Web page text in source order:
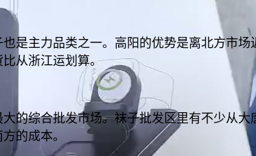
是主力品类之一。高阳的优势是离北方市
从浙江运划算。
的综合批发市场。袜子批发区里有不少从
的成本。